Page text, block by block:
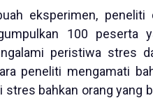
eksperimen, peneliti
100 peserta
peristiwa stres
peneliti mengamati
stres bahkan orang yang